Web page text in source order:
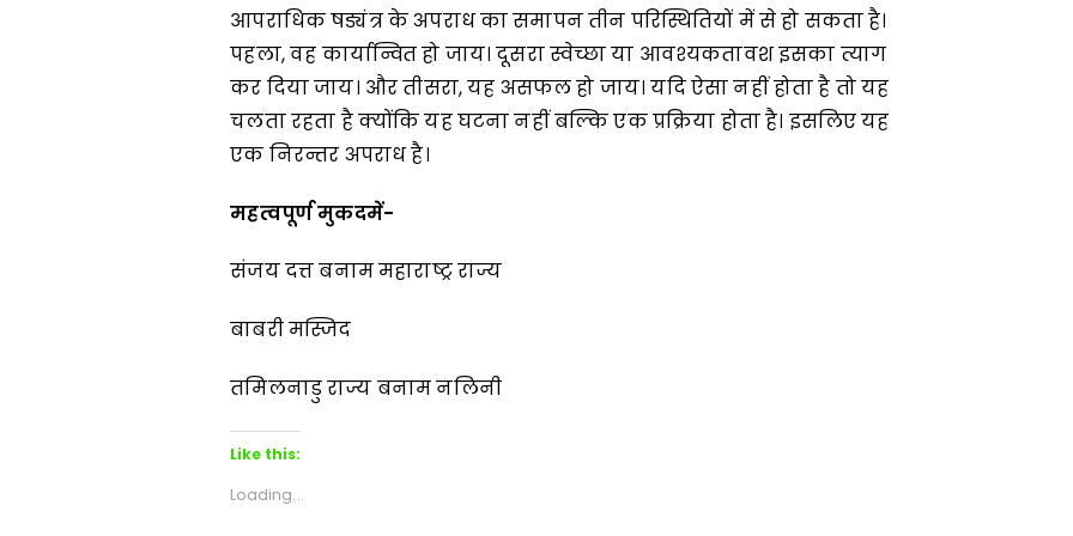
आपराधिक षड्यंत्र के अपराध का समापन तीन परिस्थितियों में से हो सकता है।
पहला, वह कार्यान्वित हो जाय। दूसरा स्वेच्छा या आवश्यकतावश इसका त्याग
कर दिया जाय। और तीसरा, यह असफल हो जाय। यदि ऐसा नहीं होता है तो यह
चलता रहता है क्योंकि यह घटना नहीं बल्कि एक प्रक्रिया होता है। इसलिए यह
एक निरन्तर अपराध है।
महत्वपूर्ण मुकदमें-
संजय दत्त बनाम महाराष्ट्र राज्य
बाबरी मस्जिद
तमिलनाडु राज्य बनाम नलिनी
Like this:
Loading...